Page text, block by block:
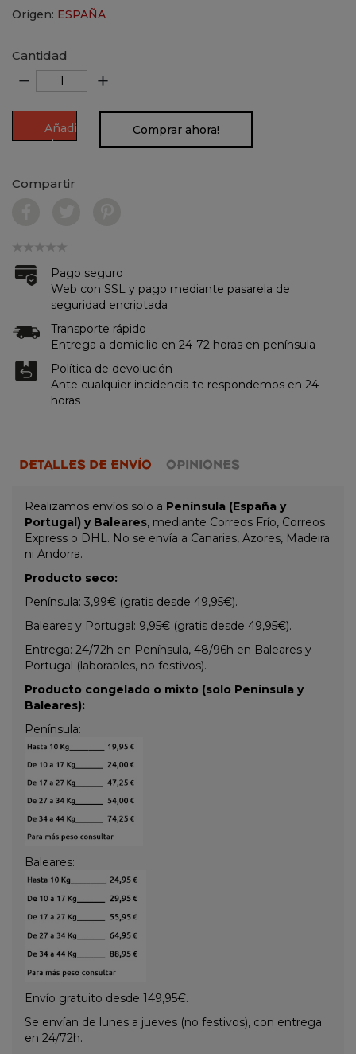
Origen: ESPAÑA
Cantidad
remove add
Añadir
al
Comprar ahora!
Compartir
Pago seguro
Web con SSL y pago mediante pasarela de
seguridad encriptada
Transporte rápido
Entrega a domicilio en 24-72 horas en península
Política de devolución
Ante cualquier incidencia te respondemos en 24
horas
DETALLES DE ENVÍO OPINIONES
Realizamos envíos solo a Península (España y
Portugal) y Baleares, mediante Correos Frío, Correos
Express o DHL. No se envía a Canarias, Azores, Madeira
ni Andorra.
Producto seco:
Península: 3,99€ (gratis desde 49,95€).
Baleares y Portugal: 9,95€ (gratis desde 49,95€).
Entrega: 24/72h en Península, 48/96h en Baleares y
Portugal (laborables, no festivos).
Producto congelado o mixto (solo Península y
Baleares):
Península:
Baleares:
Envío gratuito desde 149,95€.
Se envían de lunes a jueves (no festivos), con entrega
en 24/72h.